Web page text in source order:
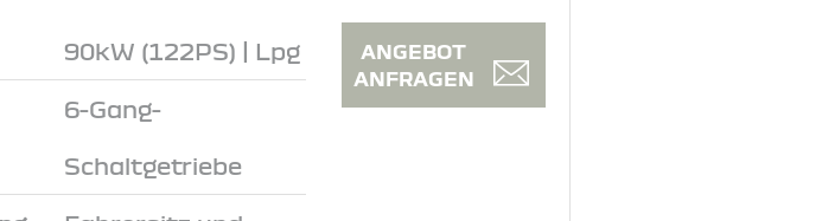
90kW (122PS) | Lpg
6-Gang-
Schaltgetriebe
ANGEBOT
ANFRAGEN